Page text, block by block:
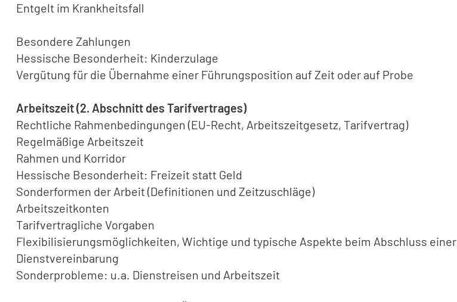
Entgelt im Krankheitsfall
Besondere Zahlungen
Hessische Besonderheit: Kinderzulage
Vergütung für die Übernahme einer Führungsposition auf Zeit oder auf Probe
Arbeitszeit (2. Abschnitt des Tarifvertrages)
Rechtliche Rahmenbedingungen (EU-Recht, Arbeitszeitgesetz, Tarifvertrag)
Regelmäßige Arbeitszeit
Rahmen und Korridor
Hessische Besonderheit: Freizeit statt Geld
Sonderformen der Arbeit (Definitionen und Zeitzuschläge)
Arbeitszeitkonten
Tarifvertragliche Vorgaben
Flexibilisierungsmöglichkeiten, Wichtige und typische Aspekte beim Abschluss einer
Dienstvereinbarung
Sonderprobleme: u.a. Dienstreisen und Arbeitszeit